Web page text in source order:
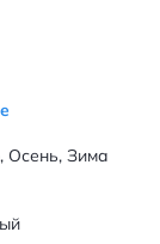
цветов,
модных
удобную
Идеально
на улице
высота
Осень, Зима